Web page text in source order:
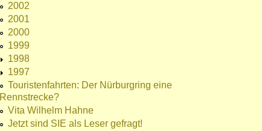
2002
2001
2000
1999
1998
1997
Touristenfahrten: Der Nürburgring eine
Rennstrecke?
Vita Wilhelm Hahne
Jetzt sind SIE als Leser gefragt!